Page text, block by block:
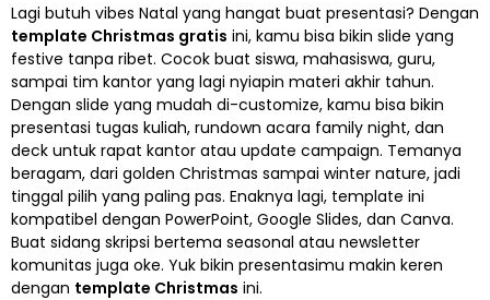
Lagi butuh vibes Natal yang hangat buat presentasi? Dengan
template Christmas gratis ini, kamu bisa bikin slide yang
festive tanpa ribet. Cocok buat siswa, mahasiswa, guru,
sampai tim kantor yang lagi nyiapin materi akhir tahun.
Dengan slide yang mudah di-customize, kamu bisa bikin
presentasi tugas kuliah, rundown acara family night, dan
deck untuk rapat kantor atau update campaign. Temanya
beragam, dari golden Christmas sampai winter nature, jadi
tinggal pilih yang paling pas. Enaknya lagi, template ini
kompatibel dengan PowerPoint, Google Slides, dan Canva.
Buat sidang skripsi bertema seasonal atau newsletter
komunitas juga oke. Yuk bikin presentasimu makin keren
dengan template Christmas ini.